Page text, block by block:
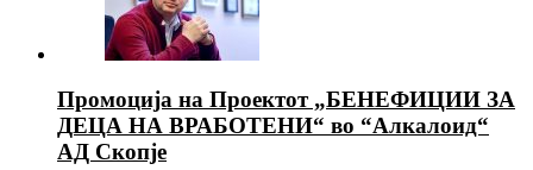
Промоција на Проектот „БЕНЕФИЦИИ ЗА
ДЕЦА НА ВРАБОТЕНИ“ во “Алкалоид“
АД Скопје